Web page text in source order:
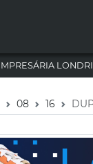
08 16